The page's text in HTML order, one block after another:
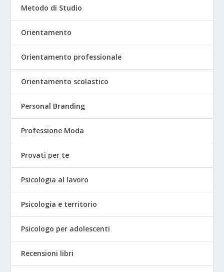
Metodo di Studio
Orientamento
Orientamento professionale
Orientamento scolastico
Personal Branding
Professione Moda
Provati per te
Psicologia al lavoro
Psicologia e territorio
Psicologo per adolescenti
Recensioni libri